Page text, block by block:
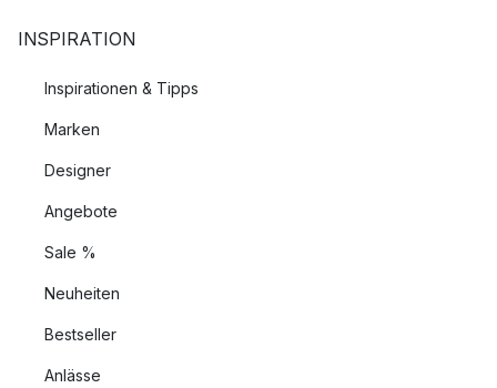
INSPIRATION
Inspirationen & Tipps
Marken
Designer
Angebote
Sale %
Neuheiten
Bestseller
Anlässe